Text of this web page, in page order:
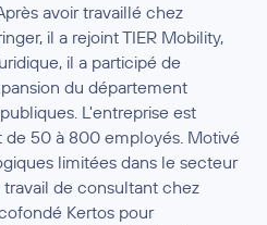
avoir travaillé chez
il a rejoint TIER Mobility,
il a participé de
du département
L'entreprise est
de 50 à 800 employés. Motivé
limitées dans le secteur
de consultant chez
Kertos pour